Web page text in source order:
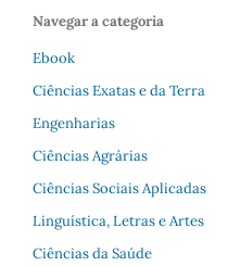
Navegar a categoria
Ebook
Ciências Exatas e da Terra
Engenharias
Ciências Agrárias
Ciências Sociais Aplicadas
Linguística, Letras e Artes
Ciências da Saúde